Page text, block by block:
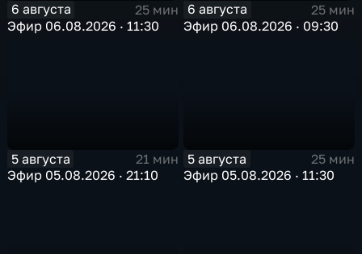
6 августа
25 мин
Эфир 06.08.2026 · 11:30
6 августа
25 мин
Эфир 06.08.2026 · 09:30
5 августа
21 мин
Эфир 05.08.2026 · 21:10
5 августа
25 мин
Эфир 05.08.2026 · 11:30